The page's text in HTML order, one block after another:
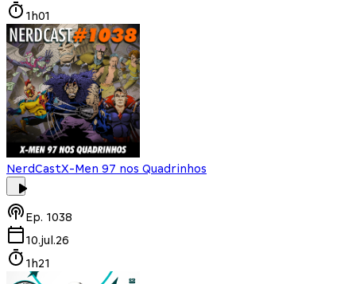
1h01
NerdCastX-Men 97 nos Quadrinhos
Ep. 1038
10.jul.26
1h21